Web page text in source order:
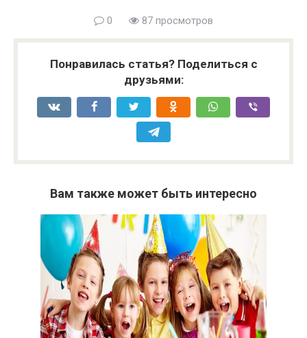
0 87 просмотров
Понравилась статья? Поделиться с
друзьями:
Вам также может быть интересно